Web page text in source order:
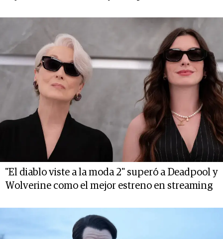
"El diablo viste a la moda 2" superó a Deadpool y
Wolverine como el mejor estreno en streaming